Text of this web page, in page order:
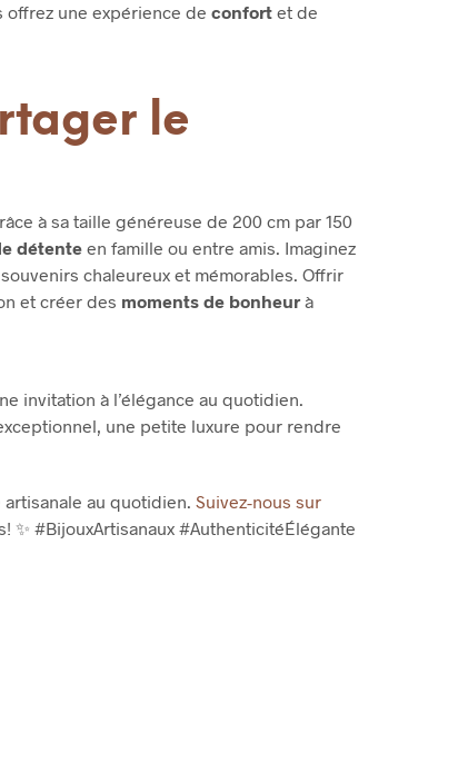
offrez une expérience de confort et de
le
à sa taille généreuse de 200 cm par 150
détente en famille ou entre amis. Imaginez
chaleureux et mémorables. Offrir
et créer des moments de bonheur à
invitation à l’élégance au quotidien.
une petite luxure pour rendre
au quotidien. Suivez-nous sur
✨ #BijouxArtisanaux #AuthenticitéÉlégante